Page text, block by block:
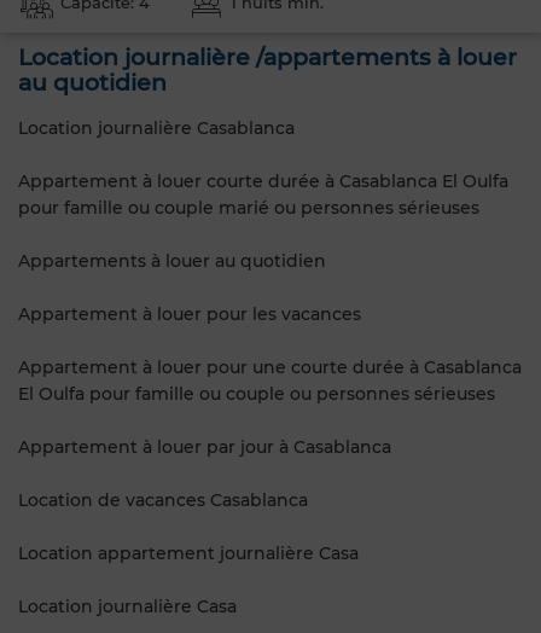
Location journalière /appartements à louer
au quotidien
Location journalière Casablanca
Appartement à louer courte durée à Casablanca El Oulfa
pour famille ou couple marié ou personnes sérieuses
Appartements à louer au quotidien
Appartement à louer pour les vacances
Appartement à louer pour une courte durée à Casablanca
El Oulfa pour famille ou couple ou personnes sérieuses
Appartement à louer par jour à Casablanca
Location de vacances Casablanca
Location appartement journalière Casa
Location journalière Casa